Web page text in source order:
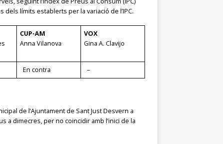
límits establerts per la variació de l’IPC​.
CUP-AM
Anna Vilanova
VOX
Gina A. Clavijo
En contra –
de l’Ajuntament de Sant Just Desvern a
a dimecres, per no coincidir amb l’inici de la